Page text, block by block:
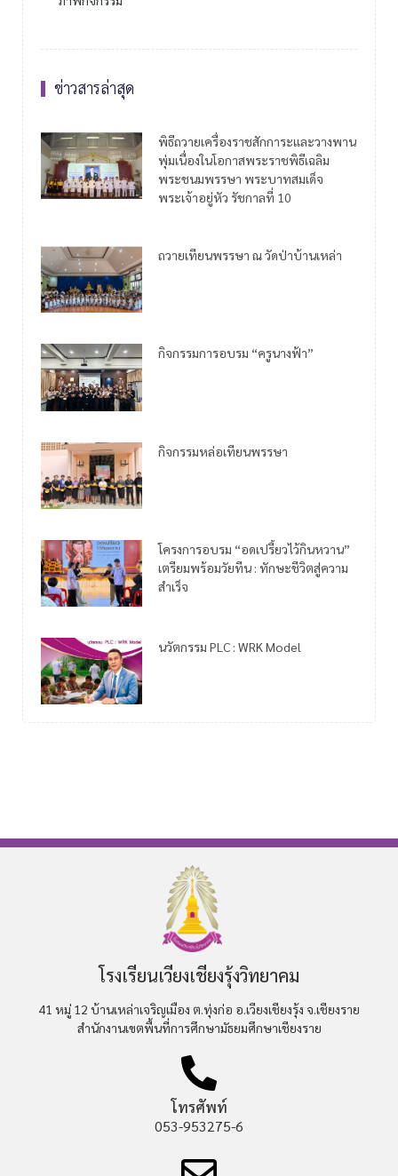
ข่าวสารล่าสุด
พิธีถวายเครื่องราชสักการะและวางพาน
พุ่มเนื่องในโอกาสพระราชพิธีเฉลิม
พระชนมพรรษา พระบาทสมเด็จ
พระเจ้าอยู่หัว รัชกาลที่ 10
ถวายเทียนพรรษา ณ วัดป่าบ้านเหล่า
กิจกรรมการอบรม “ครูนางฟ้า”
กิจกรรมหล่อเทียนพรรษา
โครงการอบรม “อดเปรี้ยวไว้กินหวาน”
เตรียมพร้อมวัยทีน : ทักษะชีวิตสู่ความ
สำเร็จ
นวัตกรรม PLC : WRK Model
โรงเรียนเวียงเชียงรุ้งวิทยาคม
41 หมู่ 12 บ้านเหล่าเจริญเมือง ต.ทุ่งก่อ อ.เวียงเชียงรุ้ง จ.เชียงราย
สำนักงานเขตพื้นที่การศึกษามัธยมศึกษาเชียงราย
โทรศัพท์
053-953275-6